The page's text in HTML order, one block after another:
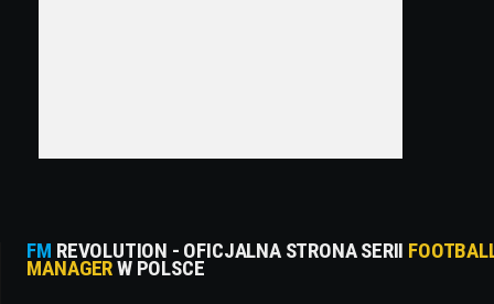
FM REVOLUTION - OFICJALNA STRONA SERII
MANAGERW POLSCE